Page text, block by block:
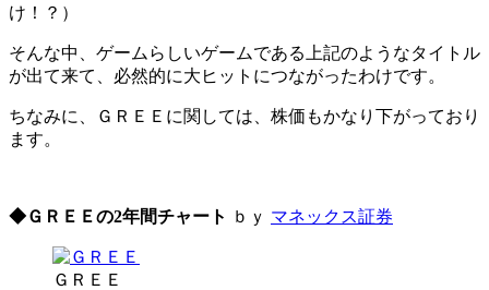
け！？）
そんな中、 ゲームらしいゲームである上記のようなタイトル
が出て来て、必然的に大ヒットにつながったわけです。
ちなみに、ＧＲＥＥに関しては、株価もかなり下がっており
ます。
◆ＧＲＥＥの2年間チャート ｂｙ マネックス証券
ＧＲＥＥ